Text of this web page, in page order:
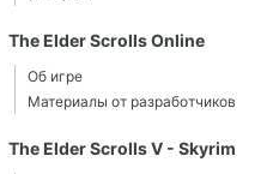
The Elder Scrolls Online
Об игре
Материалы от разработчиков
The Elder Scrolls V - Skyrim